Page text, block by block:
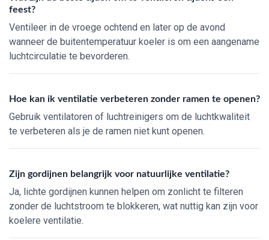
feest?
Ventileer in de vroege ochtend en later op de avond
wanneer de buitentemperatuur koeler is om een aangename
luchtcirculatie te bevorderen.
Hoe kan ik ventilatie verbeteren zonder ramen te openen?
Gebruik ventilatoren of luchtreinigers om de luchtkwaliteit
te verbeteren als je de ramen niet kunt openen.
Zijn gordijnen belangrijk voor natuurlijke ventilatie?
Ja, lichte gordijnen kunnen helpen om zonlicht te filteren
zonder de luchtstroom te blokkeren, wat nuttig kan zijn voor
koelere ventilatie.